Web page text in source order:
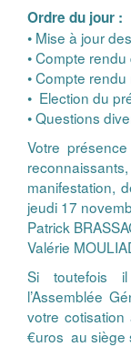
Ordre du jour :
• Mise à jour
• Compte
• Compte
• Election du
• Questions
Votre
manifestation,
jeudi 17
Patrick
Valérie
Si toutefois
l’Assemblée
votre
€uros au siège